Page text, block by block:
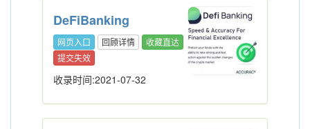
DeFiBanking
网页入口 回顾详情
收藏直达
提交失效
收录时间:2021-07-32